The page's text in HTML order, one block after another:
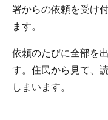
署からの依頼を受け
ます。
依頼のたびに全部を
す。住民から見て、
しまいます。